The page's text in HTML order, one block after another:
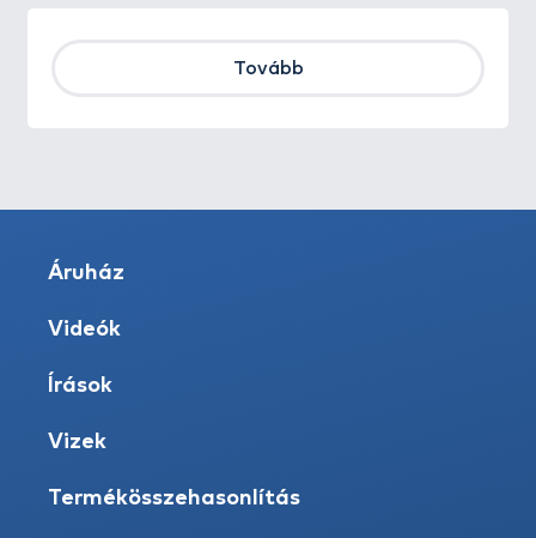
Tovább
Áruház
Videók
Írások
Vizek
Termékösszehasonlítás